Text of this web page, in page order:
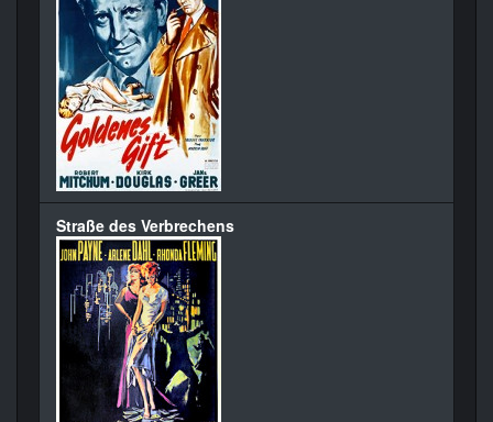
Straße des Verbrechens